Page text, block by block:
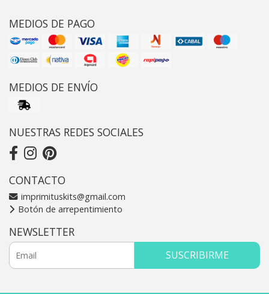
MEDIOS DE PAGO
MEDIOS DE ENVÍO
NUESTRAS REDES SOCIALES
CONTACTO
imprimituskits@gmail.com
Botón de arrepentimiento
NEWSLETTER
SUSCRIBIRME